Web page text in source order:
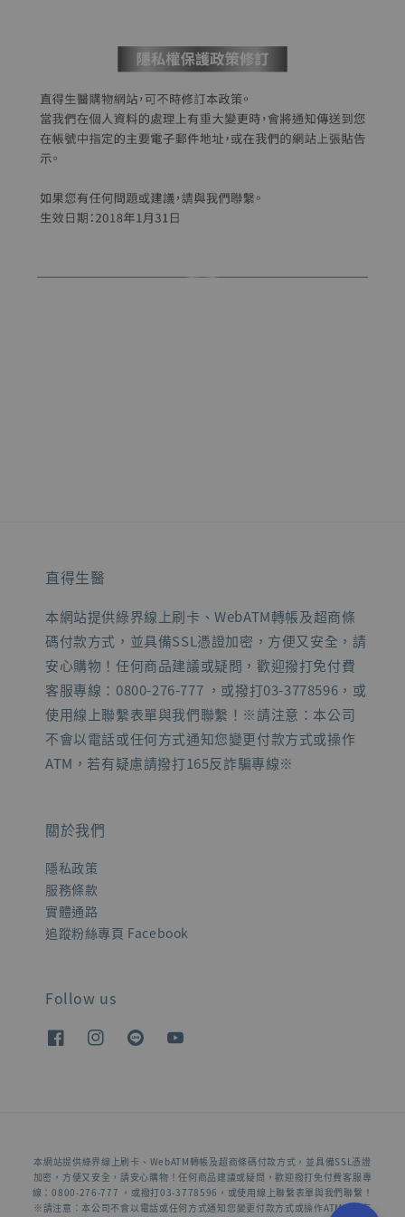
直得生醫
本網站提供綠界線上刷卡、WebATM轉帳及超商條
碼付款方式，並具備SSL憑證加密，方便又安全，請
安心購物！任何商品建議或疑問，歡迎撥打免付費
客服專線：0800-276-777 ，或撥打03-3778596，或
使用線上聯繫表單與我們聯繫！※請注意：本公司
不會以電話或任何方式通知您變更付款方式或操作
ATM，若有疑慮請撥打165反詐騙專線※
關於我們
隱私政策
服務條款
實體通路
追蹤粉絲專頁 Facebook
Follow us
本網站提供綠界線上刷卡、WebATM轉帳及超商條碼付款方式，並具備SSL憑證
加密，方便又安全，請安心購物！任何商品建議或疑問，歡迎撥打免付費客服專
線：0800-276-777 ，或撥打03-3778596，或使用線上聯繫表單與我們聯繫！
※請注意：本公司不會以電話或任何方式通知您變更付款方式或操作ATM，若有